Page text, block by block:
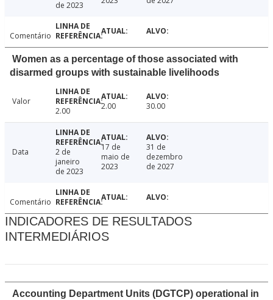
de 2023
Comentário
Women as a percentage of those associated with
disarmed groups with sustainable livelihoods
Valor
2.00
2.00 30.00
Data
2 de
janeiro
de 2023
17 de
maio de
2023
31 de
dezembro
de 2027
Comentário
INDICADORES DE RESULTADOS
INTERMEDIÁRIOS
Accounting Department Units (DGTCP) operational in